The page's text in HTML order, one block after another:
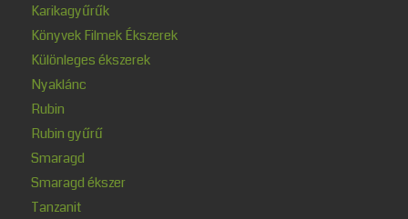
Karikagyűrűk
Könyvek Filmek Ékszerek
Különleges ékszerek
Nyaklánc
Rubin
Rubin gyűrű
Smaragd
Smaragd ékszer
Tanzanit